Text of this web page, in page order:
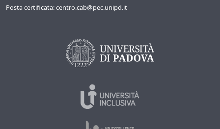
Posta certificata: centro.cab@pec.unipd.it